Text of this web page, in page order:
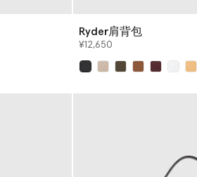
Ryder肩背包
¥12,650